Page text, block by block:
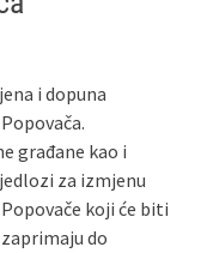
i dopuna
građane kao i
za izmjenu
koji će biti
do